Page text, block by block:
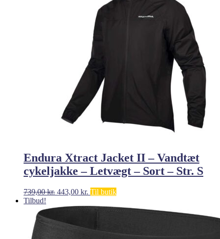
Endura Xtract Jacket II – Vandtæt
cykeljakke – Letvægt – Sort – Str. S
739,00kr. Den
pris
739,00 kr..
443,00 kr. Den
pris
Til butik
Tilbud!